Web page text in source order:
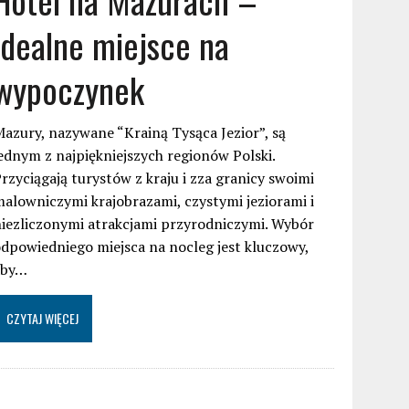
miejsce na
nazywane “Krainą Tysąca Jezior”, są
z najpiękniejszych regionów Polski.
turystów z kraju i zza granicy swoimi
krajobrazami, czystymi jeziorami i
atrakcjami przyrodniczymi. Wybór
miejsca na nocleg jest kluczowy,
CZYTAJ WIĘCEJ